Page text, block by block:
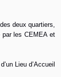
deux quartiers,
par les CEMEA et
Lieu d’Accueil